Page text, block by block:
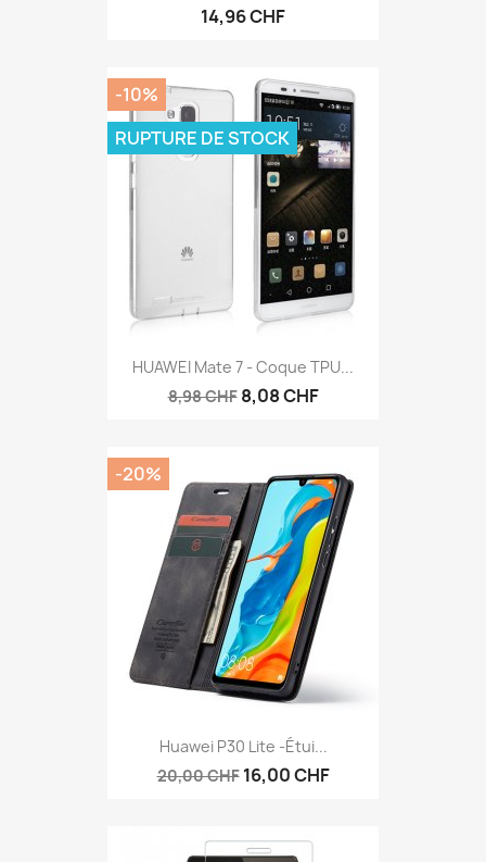
14,96 CHF
HUAWEI Mate 7 - Coque TPU...
8,98 CHF 8,08 CHF
-10%
RUPTURE DE STOCK
Huawei P30 Lite -étui...
20,00 CHF 16,00 CHF
-20%